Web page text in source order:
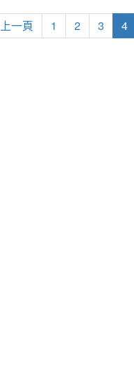
上一頁 1 2 3 4